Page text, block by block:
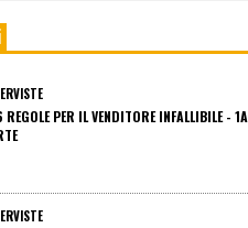
REGOLE PER IL VENDITORE INFALLIBILE - 1A